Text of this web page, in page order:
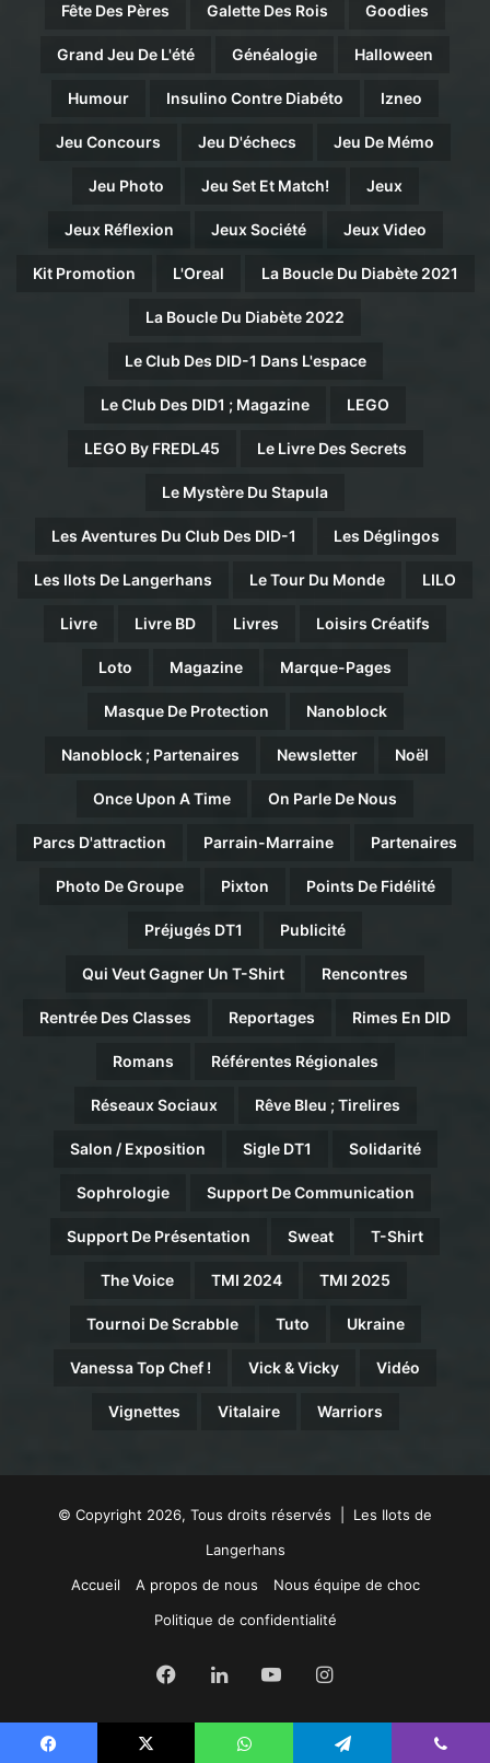
Fête Des Pères Galette Des Rois Goodies
Grand Jeu De L'été Généalogie Halloween
Humour Insulino Contre Diabéto Izneo
Jeu Concours Jeu D'échecs Jeu De Mémo
Jeu Photo Jeu Set Et Match! Jeux
Jeux Réflexion Jeux Société Jeux Video
Kit Promotion L'Oreal La Boucle Du Diabète 2021
La Boucle Du Diabète 2022
Le Club Des DID-1 Dans L'espace
Le Club Des DID1 ; Magazine LEGO
LEGO By FREDL45 Le Livre Des Secrets
Le Mystère Du Stapula
Les Aventures Du Club Des DID-1 Les Déglingos
Les Ilots De Langerhans Le Tour Du Monde LILO
Livre Livre BD Livres Loisirs Créatifs
Loto Magazine Marque-Pages
Masque De Protection Nanoblock
Nanoblock ; Partenaires Newsletter Noël
Once Upon A Time On Parle De Nous
Parcs D'attraction Parrain-Marraine Partenaires
Photo De Groupe Pixton Points De Fidélité
Préjugés DT1 Publicité
Qui Veut Gagner Un T-Shirt Rencontres
Rentrée Des Classes Reportages Rimes En DID
Romans Référentes Régionales
Réseaux Sociaux Rêve Bleu ; Tirelires
Salon / Exposition Sigle DT1 Solidarité
Sophrologie Support De Communication
Support De Présentation Sweat T-Shirt
The Voice TMI 2024 TMI 2025
Tournoi De Scrabble Tuto Ukraine
Vanessa Top Chef ! Vick & Vicky Vidéo
Vignettes Vitalaire Warriors
© Copyright 2026, Tous droits réservés | Les Ilots de
Langerhans
Accueil
A propos de nous
Nous équipe de choc
Politique de confidentialité
Facebook
LinkedinYouTubeInstagram